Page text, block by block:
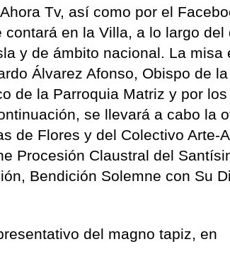
Tv, así como por el
contará en la Villa, a lo largo del
y de ámbito nacional. La misa
Álvarez Afonso, Obispo de la
de la Parroquia Matriz y por los
se llevará a cabo la
de Flores y del Colectivo Arte-
Procesión Claustral del
Bendición Solemne con Su
del magno tapiz, en